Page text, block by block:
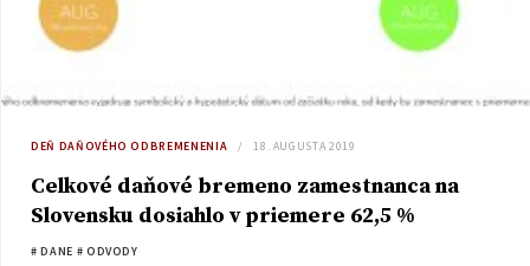
DEŇ DAŇOVÉHO ODBREMENENIA 18. AUGUSTA 2019
Celkové daňové bremeno zamestnanca na
Slovensku dosiahlo v priemere 62,5 %
# DANE # ODVODY